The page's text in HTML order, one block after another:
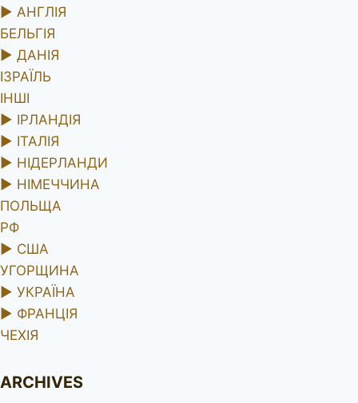
► АНГЛІЯ
БЕЛЬГІЯ
► ДАНІЯ
ІЗРАЇЛЬ
ІНШІ
► ІРЛАНДІЯ
► ІТАЛІЯ
► НІДЕРЛАНДИ
► НІМЕЧЧИНА
ПОЛЬЩА
РФ
► США
УГОРЩИНА
► УКРАЇНА
► ФРАНЦІЯ
ЧЕХІЯ
ARCHIVES